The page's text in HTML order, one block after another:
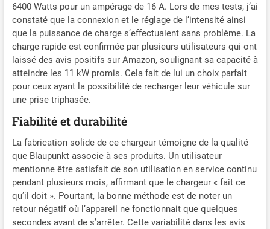
6400 Watts pour un ampérage de 16 A. Lors de mes tests, j’ai
constaté que la connexion et le réglage de l’intensité ainsi
que la puissance de charge s’effectuaient sans problème. La
charge rapide est confirmée par plusieurs utilisateurs qui ont
laissé des avis positifs sur Amazon, soulignant sa capacité à
atteindre les 11 kW promis. Cela fait de lui un choix parfait
pour ceux ayant la possibilité de recharger leur véhicule sur
une prise triphasée.
Fiabilité et durabilité
La fabrication solide de ce chargeur témoigne de la qualité
que Blaupunkt associe à ses produits. Un utilisateur
mentionne être satisfait de son utilisation en service continu
pendant plusieurs mois, affirmant que le chargeur « fait ce
qu’il doit ». Pourtant, la bonne méthode est de noter un
retour négatif où l’appareil ne fonctionnait que quelques
secondes avant de s’arrêter. Cette variabilité dans les avis